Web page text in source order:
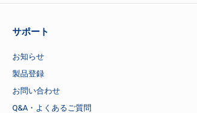
サポート
お知らせ
製品登録
お問い合わせ
Q&A・よくあるご質問